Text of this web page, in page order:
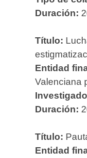
Duración:
Título:
Entidad
Valenciana
Duración:
Título:
Entidad